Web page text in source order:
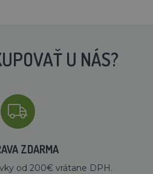
U NÁS?
ZDARMA
od 200€ vrátane DPH.